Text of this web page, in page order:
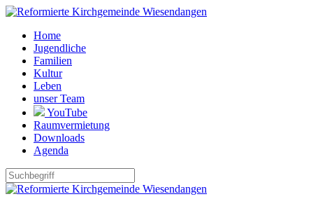
Home
Jugendliche
Familien
Kultur
Leben
unser Team
YouTube
Raumvermietung
Downloads
Agenda